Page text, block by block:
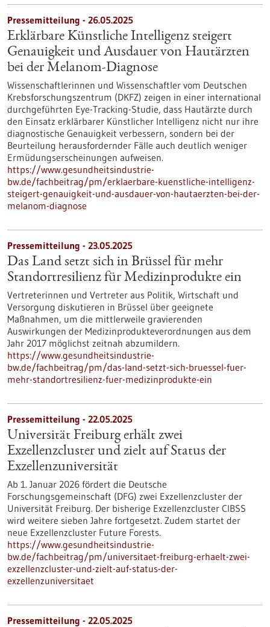
Pressemitteilung - 26.05.2025
Erklärbare Künstliche Intelligenz steigert
Genauigkeit und Ausdauer von Hautärzten
bei der Melanom-Diagnose
Wissenschaftlerinnen und Wissenschaftler vom Deutschen
Krebsforschungszentrum (DKFZ) zeigen in einer international
durchgeführten Eye-Tracking-Studie, dass Hautärzte durch
den Einsatz erklärbarer Künstlicher Intelligenz nicht nur ihre
diagnostische Genauigkeit verbessern, sondern bei der
Beurteilung herausfordernder Fälle auch deutlich weniger
Ermüdungserscheinungen aufweisen.
https://www.gesundheitsindustrie-
bw.de/fachbeitrag/pm/erklaerbare-kuenstliche-intelligenz-
steigert-genauigkeit-und-ausdauer-von-hautaerzten-bei-der-
melanom-diagnose
Pressemitteilung - 23.05.2025
Das Land setzt sich in Brüssel für mehr
Standortresilienz für Medizinprodukte ein
Vertreterinnen und Vertreter aus Politik, Wirtschaft und
Versorgung diskutieren in Brüssel über geeignete
Maßnahmen, um die mittlerweile gravierenden
Auswirkungen der Medizinprodukteverordnungen aus dem
Jahr 2017 möglichst zeitnah abzumildern.
https://www.gesundheitsindustrie-
bw.de/fachbeitrag/pm/das-land-setzt-sich-bruessel-fuer-
mehr-standortresilienz-fuer-medizinprodukte-ein
Pressemitteilung - 22.05.2025
Universität Freiburg erhält zwei
Exzellenzcluster und zielt auf Status der
Exzellenzuniversität
Ab 1. Januar 2026 fördert die Deutsche
Forschungsgemeinschaft (DFG) zwei Exzellenzcluster der
Universität Freiburg. Der bisherige Exzellenzcluster CIBSS
wird weitere sieben Jahre fortgesetzt. Zudem startet der
neue Exzellenzcluster Future Forests.
https://www.gesundheitsindustrie-
bw.de/fachbeitrag/pm/universitaet-freiburg-erhaelt-zwei-
exzellenzcluster-und-zielt-auf-status-der-
exzellenzuniversitaet
Pressemitteilung - 22.05.2025